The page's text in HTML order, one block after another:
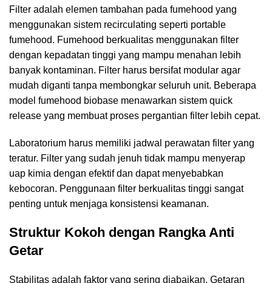
Filter adalah elemen tambahan pada fumehood yang
menggunakan sistem recirculating seperti portable
fumehood. Fumehood berkualitas menggunakan filter
dengan kepadatan tinggi yang mampu menahan lebih
banyak kontaminan. Filter harus bersifat modular agar
mudah diganti tanpa membongkar seluruh unit. Beberapa
model fumehood biobase menawarkan sistem quick
release yang membuat proses pergantian filter lebih cepat.
Laboratorium harus memiliki jadwal perawatan filter yang
teratur. Filter yang sudah jenuh tidak mampu menyerap
uap kimia dengan efektif dan dapat menyebabkan
kebocoran. Penggunaan filter berkualitas tinggi sangat
penting untuk menjaga konsistensi keamanan.
Struktur Kokoh dengan Rangka Anti
Getar
Stabilitas adalah faktor yang sering diabaikan. Getaran